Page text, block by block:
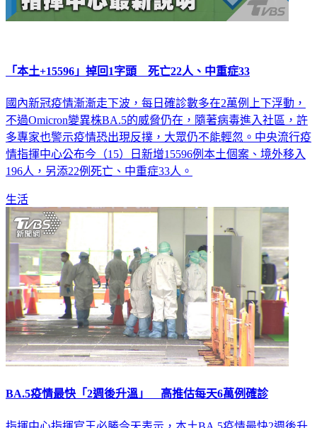
「本土+15596」掉回1字頭 死亡22人、中重症33
國內新冠疫情漸漸走下波，每日確診數多在2萬例上下浮動，
不過Omicron變異株BA.5的威脅仍在，隨著病毒進入社區，許
多專家也警示疫情恐出現反撲，大眾仍不能輕忽。中央流行疫
情指揮中心公布今（15）日新增15596例本土個案、境外移入
196人，另添22例死亡、中重症33人。
生活
BA.5疫情最快「2週後升溫」 高推估每天6萬例確診